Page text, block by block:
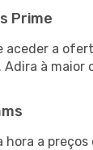
Prime
aceder a
à maior
a